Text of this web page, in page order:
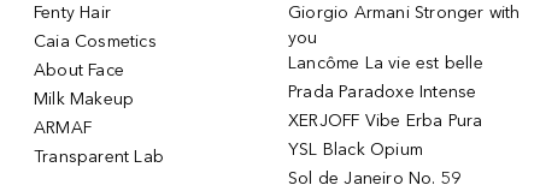
Fenty Hair
Caia Cosmetics
About Face
Milk Makeup
ARMAF
Transparent Lab
Giorgio Armani Stronger with
you
Lancôme La vie est belle
Prada Paradoxe Intense
XERJOFF Vibe Erba Pura
YSL Black Opium
Sol de Janeiro No. 59